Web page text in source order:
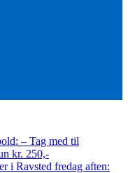
– Tag med til
kr. 250,-
i Ravsted fredag aften: